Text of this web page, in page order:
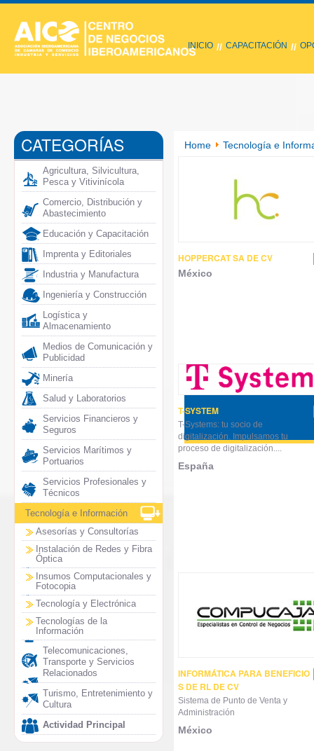
INICIO // CAPACITACIÓN //
CATEGORÍAS
Agricultura, Silvicultura,
Pesca y Vitivinícola
Comercio, Distribución y
Abastecimiento
Educación y Capacitación
Imprenta y Editoriales
Industria y Manufactura
Ingeniería y Construcción
Logística y
Almacenamiento
Medios de Comunicación y
Publicidad
Minería
Salud y Laboratorios
Servicios Financieros y
Seguros
Servicios Marítimos y
Portuarios
Servicios Profesionales y
Técnicos
Tecnología e Información
Asesorías y Consultorías
Instalación de Redes y Fibra
Óptica
Insumos Computacionales y
Fotocopia
Tecnología y Electrónica
Tecnologías de la
Información
Telecomunicaciones,
Transporte y Servicios
Relacionados
Turismo, Entretenimiento y
Cultura
Actividad Principal
Home Tecnología e
HOPPERCAT SA DE CV
México
T-SYSTEM
T-Systems: tu socio de
digitalización. Impulsamos tu
proceso de digitalización....
España
INFORMÁTICA PARA BENEFICIO
S DE RL DE CV
Sistema de Punto de Venta y
Administración
México